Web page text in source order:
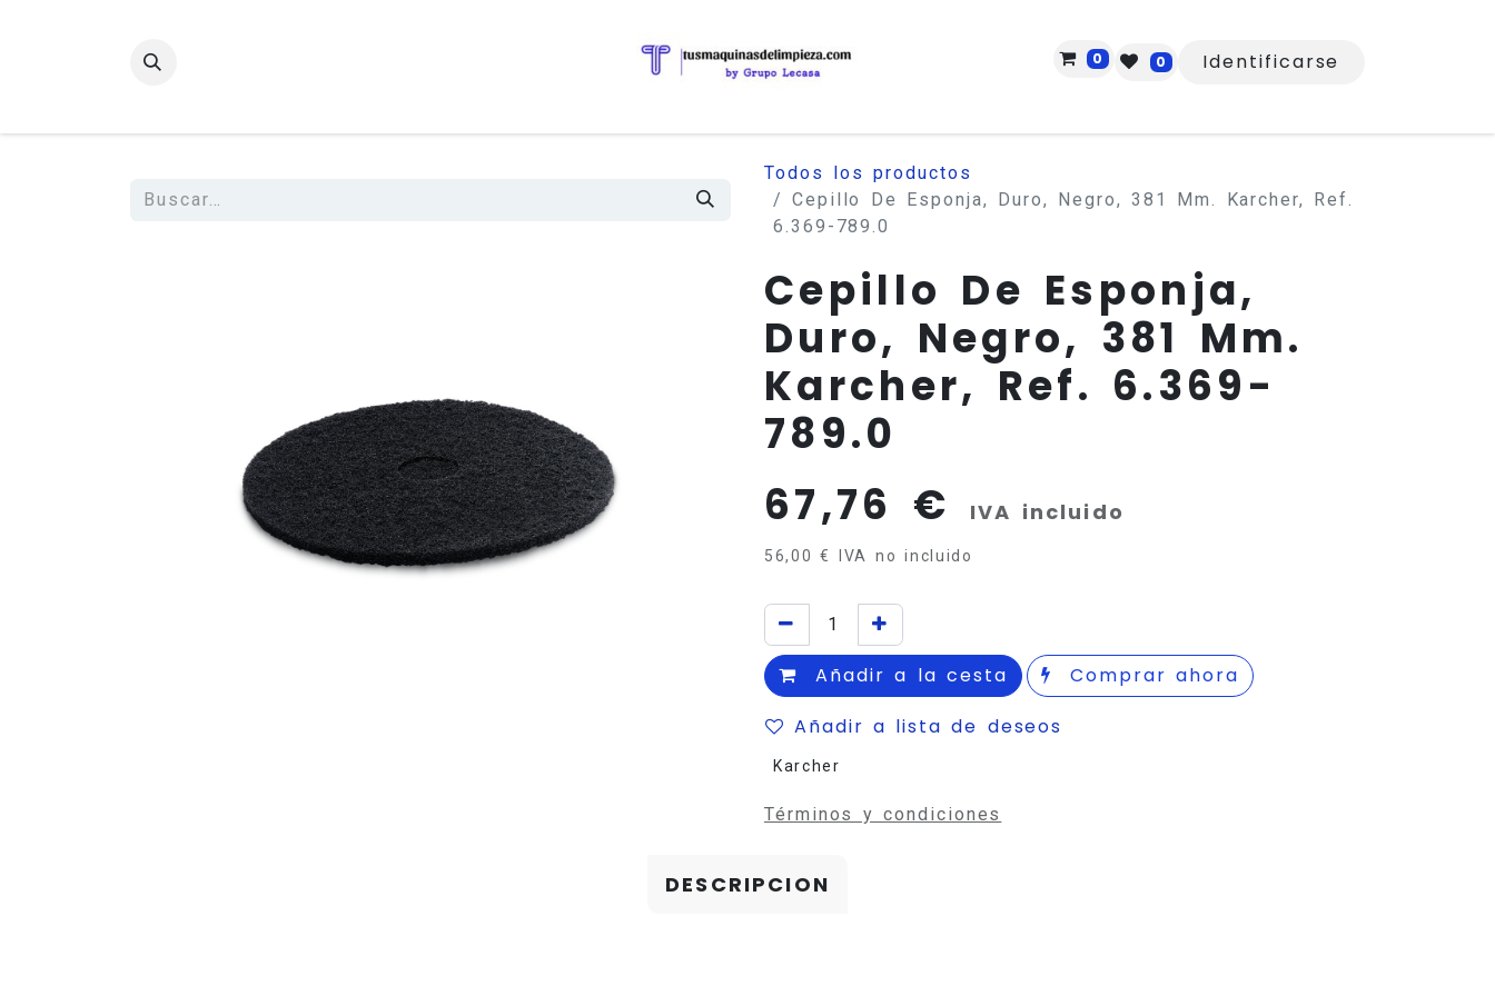
0 0 Identificarse
Todos los productos
Cepillo De Esponja, Duro, Negro, 381 Mm. Karcher, Ref.
6.369-789.0
Cepillo De Esponja,
Duro, Negro, 381 Mm.
Karcher, Ref. 6.369-
789.0
67,76 € IVA incluido
56,00 € IVA no incluido
Añadir a la cesta
Comprar ahora
Añadir a lista de deseos
Karcher
Términos y condiciones
DESCRIPCION